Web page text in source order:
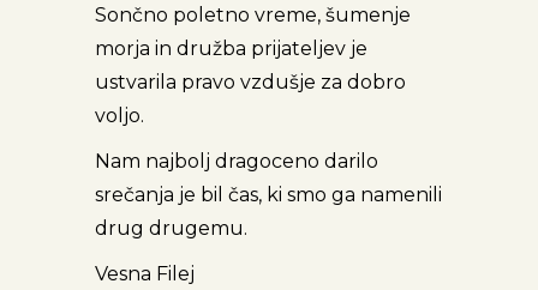
Sončno poletno vreme, šumenje
morja in družba prijateljev je
ustvarila pravo vzdušje za dobro
voljo.
Nam najbolj dragoceno darilo
srečanja je bil čas, ki smo ga namenili
drug drugemu.
Vesna Filej